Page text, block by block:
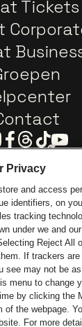
Tickets
Facebook
Threads
Tiktok
website van
website van
Ga
websiteGa
de
is een deel
Privacy
and access
identifiers, on
tracking
under we and
Reject All
If trackers are
see may not be
menu to change
by clicking the
the webpage.
For more